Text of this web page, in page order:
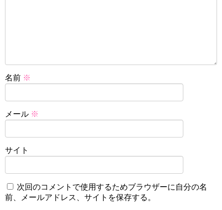
名前 ※
メール ※
サイト
次回のコメントで使用するためブラウザーに自分の名
前、メールアドレス、サイトを保存する。